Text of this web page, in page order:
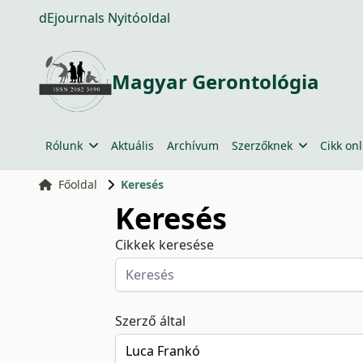
dEjournals Nyitóoldal
Magyar Gerontológia
Rólunk Aktuális Archívum Szerzőknek Cikk
Főoldal Keresés
Keresés
Cikkek keresése
Szerző által